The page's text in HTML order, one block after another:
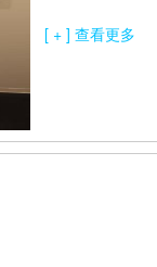
[ + ] 查看更多